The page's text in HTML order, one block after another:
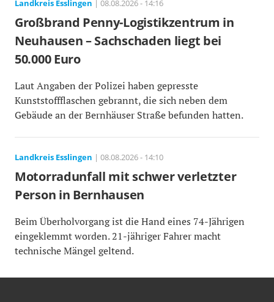
Landkreis Esslingen | 08.08.2026 - 14:16
Großbrand Penny-Logistikzentrum in
Neuhausen – Sachschaden liegt bei
50.000 Euro
Laut Angaben der Polizei haben gepresste
Kunststoffflaschen gebrannt, die sich neben dem
Gebäude an der Bernhäuser Straße befunden hatten.
Landkreis Esslingen | 08.08.2026 - 14:10
Motorradunfall mit schwer verletzter
Person in Bernhausen
Beim Überholvorgang ist die Hand eines 74-Jährigen
eingeklemmt worden. 21-jähriger Fahrer macht
technische Mängel geltend.